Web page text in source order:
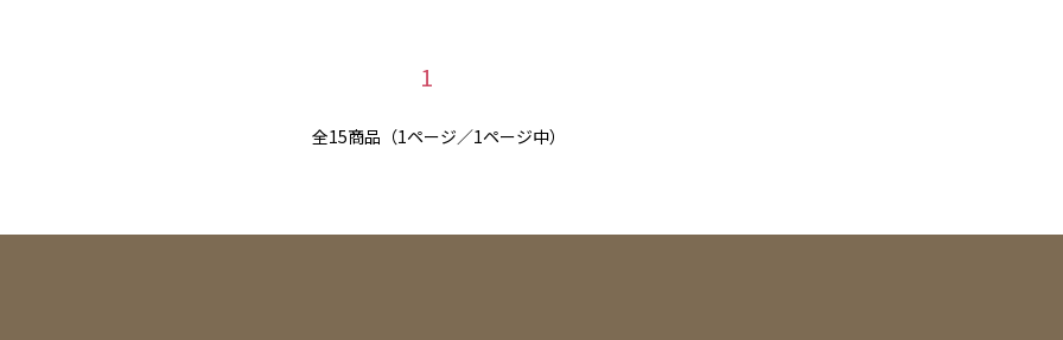
1
全15商品（1ページ／1ページ中）